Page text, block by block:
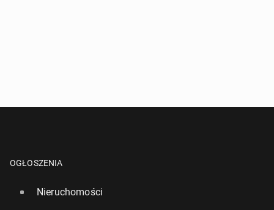
OGŁOSZENIA
Nieruchomości